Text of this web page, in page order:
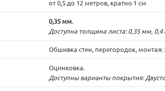
от 0,5 до 12 метров, кратно 1 см
0,35 мм.
Доступна толщина листа: 0,35 мм,
Обшивка стен, перегородок, монтаж
Оцинковка.
Доступны варианты покрытия: